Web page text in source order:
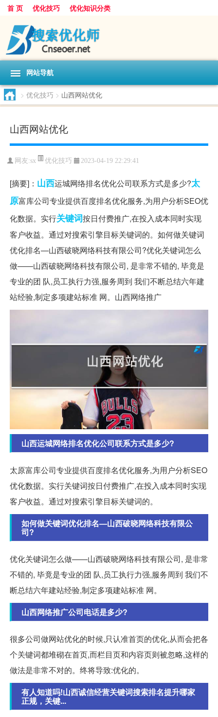
首 页 优化技巧 优化知识分类
网站导航
> 优化技巧 > 山西网站优化
山西网站优化
网友:sx 优化技巧 2023-04-19 22:29:41
[摘要]： 山西运城网络排名优化公司联系方式是多少?太
原富库公司专业提供百度排名优化服务,为用户分析SEO优
化数据。实行关键词按日付费推广,在投入成本同时实现
客户收益。通过对搜索引擎目标关键词的。如何做关键词
优化排名—山西破晓网络科技有限公司?优化关键词怎么
做——山西破晓网络科技有限公司, 是非常不错的, 毕竟是
专业的团 队,员工执行力强,服务周到 我们不断总结六年建
站经验,制定多项建站标准 网。山西网络推广
山西运城网络排名优化公司联系方式是多少?
太原富库公司专业提供百度排名优化服务,为用户分析SEO
优化数据。实行关键词按日付费推广,在投入成本同时实现
客户收益。通过对搜索引擎目标关键词的。
如何做关键词优化排名—山西破晓网络科技有限公
司?
优化关键词怎么做——山西破晓网络科技有限公司, 是非常
不错的, 毕竟是专业的团 队,员工执行力强,服务周到 我们不
断总结六年建站经验,制定多项建站标准 网。
山西网络推广公司电话是多少?
很多公司做网站优化的时候,只认准首页的优化,从而会把各
个关键词都堆砌在首页,而栏目页和内容页则被忽略,这样的
做法是非常不对的。终将导致:优化的。
有人知道吗!山西诚信经营关键词搜索排名提升哪家
正规，关键...